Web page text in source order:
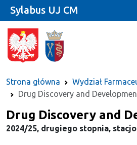
Strona główna
Wydział
Drug Discovery and
Sylabus UJ CM
Kierunek
Drug Discovery and
2024/25, drugiego stopnia,